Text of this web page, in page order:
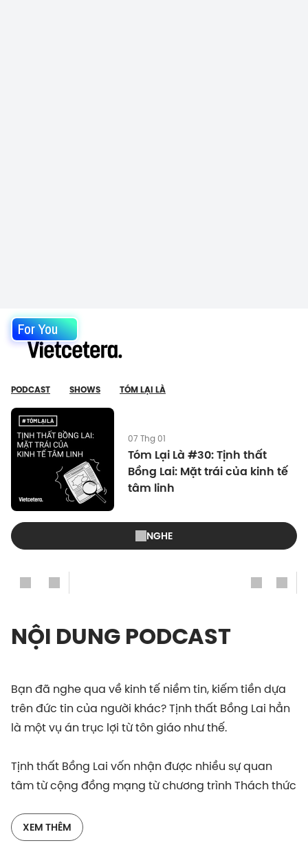
For You
PODCAST SHOWS TÓM LẠI LÀ
07 Thg 01
Tóm Lại Là #30: Tịnh thất
Bồng Lai: Mặt trái của kinh tế
tâm linh
NGHE
NỘI DUNG PODCAST
Bạn đã nghe qua về kinh tế niềm tin, kiếm tiền dựa
trên đức tin của người khác? Tịnh thất Bồng Lai hẳn
là một vụ án trục lợi từ tôn giáo như thế.
Tịnh thất Bồng Lai vốn nhận được nhiều sự quan
tâm từ cộng đồng mạng từ chương trình Thách thức
ông Lê Tùng Vân, người đứng đầu tổ chức chính thức
bị khởi tố với 3 tội danh, trong đó có lừa đảo chiếm
XEM THÊM